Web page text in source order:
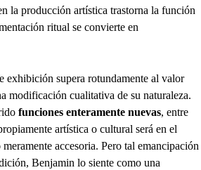
la producción artística trastorna la función
ritual se convierte en
exhibición supera rotundamente al valor
modificación cualitativa de su naturaleza.
funciones enteramente nuevas, entre
artística o cultural será en el
accesoria. Pero tal emancipación
Benjamin lo siente como una